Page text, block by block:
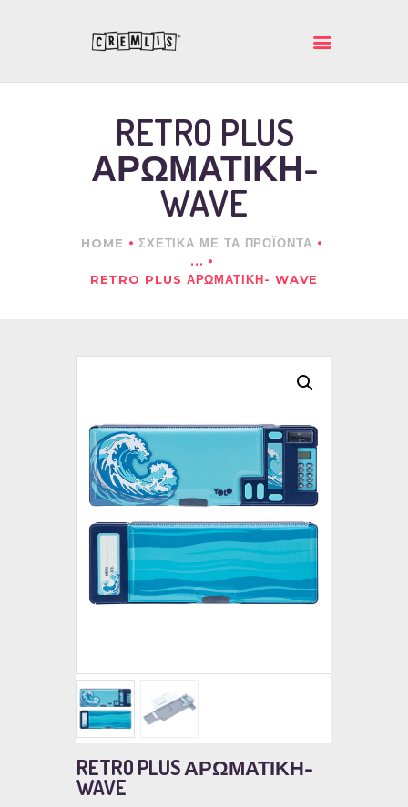
RETRO PLUS
ΑΡΩΜΑΤΙΚΗ-
WAVE
HOME
ΣΧΕΤΙΚΑ ΜΕ ΤΑ ΠΡΟΪΟΝΤΑ
...
RETRO PLUS ΑΡΩΜΑΤΙΚΗ- WAVE
ΚΡΕΜΛΗΣ ΙΚΕ
ΑΡΧΙΚΗ
ΕΤΑΙΡΕΙΑ
ΠΡΟΪΟΝΤΑ
ΕΠΙΚΟΙΝΩΝΙΑ
RETRO PLUS ΑΡΩΜΑΤΙΚΗ-
WAVE